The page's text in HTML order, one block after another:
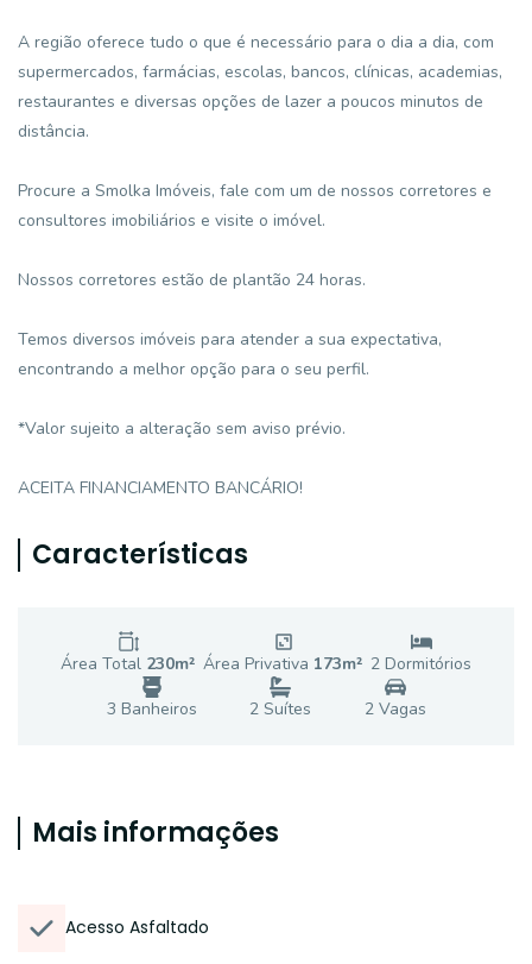
A região oferece tudo o que é necessário para o dia a dia, com
supermercados, farmácias, escolas, bancos, clínicas, academias,
restaurantes e diversas opções de lazer a poucos minutos de
distância.
Procure a Smolka Imóveis, fale com um de nossos corretores e
consultores imobiliários e visite o imóvel.
Nossos corretores estão de plantão 24 horas.
Temos diversos imóveis para atender a sua expectativa,
encontrando a melhor opção para o seu perfil.
*Valor sujeito a alteração sem aviso prévio.
ACEITA FINANCIAMENTO BANCÁRIO!
Características
Área Total 230m² Área Privativa 173m² 2 Dormitórios
3 Banheiros 2 Suítes 2Vagas
Mais informações
Acesso Asfaltado